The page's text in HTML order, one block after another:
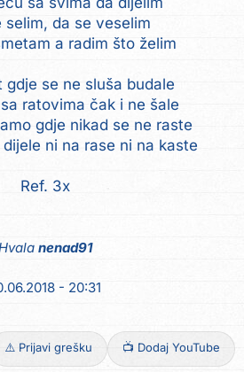
selim, da se veselim
a radim što želim
gdje se ne sluša budale
ratovima čak i ne šale
gdje nikad se ne raste
ni na rase ni na kaste
Ref. 3x
nenad91
- 20:31
⚠️ Prijavi grešku 📺 Dodaj YouTube